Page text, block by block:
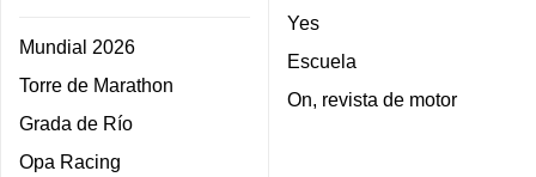
Mundial 2026
Torre de Marathon
Grada de Río
Opa Racing
Yes
Escuela
On, revista de motor